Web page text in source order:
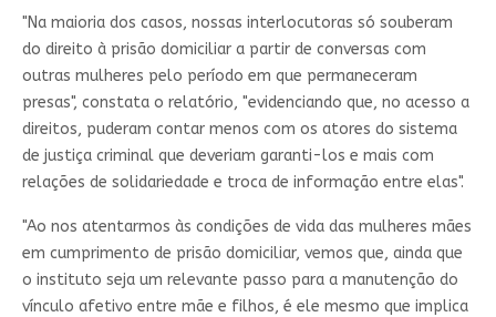
"Na maioria dos casos, nossas interlocutoras só souberam
do direito à prisão domiciliar a partir de conversas com
outras mulheres pelo período em que permaneceram
presas", constata o relatório, "evidenciando que, no acesso a
direitos, puderam contar menos com os atores do sistema
de justiça criminal que deveriam garanti-los e mais com
relações de solidariedade e troca de informação entre elas".
"Ao nos atentarmos às condições de vida das mulheres mães
em cumprimento de prisão domiciliar, vemos que, ainda que
o instituto seja um relevante passo para a manutenção do
vínculo afetivo entre mãe e filhos, é ele mesmo que implica